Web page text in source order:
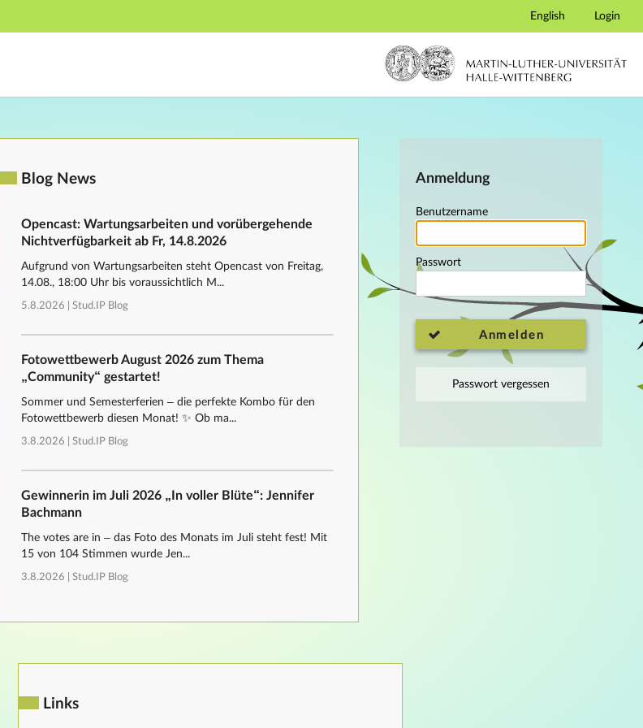
Hauptnavigation
English Login
Anmeldung
Benutzername
Passwort
Anmelden
Passwort vergessen
Blog News
Opencast: Wartungsarbeiten und vorübergehende
Nichtverfügbarkeit ab Fr, 14.8.2026
Aufgrund von Wartungsarbeiten steht Opencast von Freitag,
14.08., 18:00 Uhr bis voraussichtlich M...
5.8.2026 | Stud.IP Blog
Fotowettbewerb August 2026 zum Thema
„Community“ gestartet!
Sommer und Semesterferien – die perfekte Kombo für den
Fotowettbewerb diesen Monat! ✨ Ob ma...
3.8.2026 | Stud.IP Blog
Gewinnerin im Juli 2026 „In voller Blüte“: Jennifer
Bachmann
The votes are in – das Foto des Monats im Juli steht fest! Mit
15 von 104 Stimmen wurde Jen...
3.8.2026 | Stud.IP Blog
Links